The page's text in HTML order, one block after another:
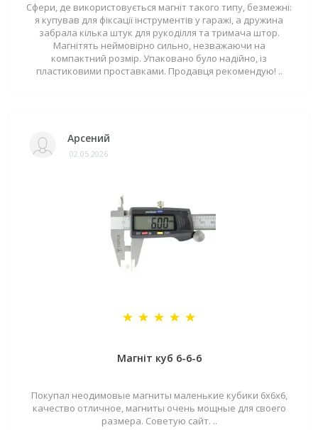
Сфери, де використовується магніт такого типу, безмежні:
я купував для фіксації інструментів у гаражі, а дружина
забрала кілька штук для рукоділля та тримача штор.
Магнітять неймовірно сильно, незважаючи на
компактний розмір. Упаковано було надійно, із
пластиковими проставками. Продавця рекомендую! ..
Арсений
02.05.2026
Магніт куб 6-6-6
Покупал неодимовые магниты маленькие кубики 6х6х6,
качество отличное, магниты очень мощные для своего
размера. Советую сайт. ..